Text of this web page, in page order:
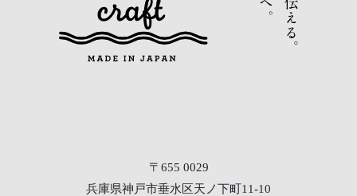
〒655 0029
兵庫県神戸市垂水区天ノ下町11-10